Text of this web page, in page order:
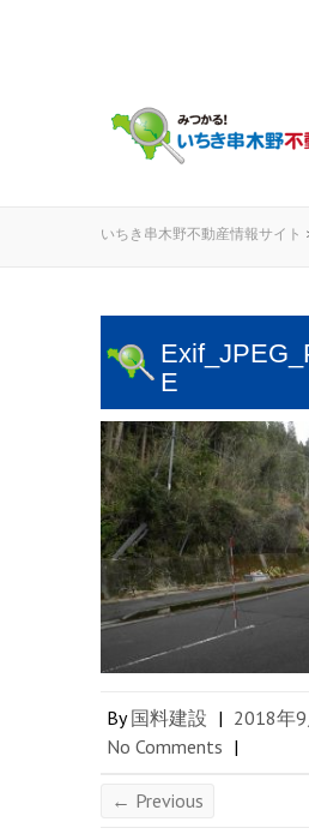
いちき串木野不動産情報サイト
E
By国料建設 | 2018年
No Comments |
← Previous